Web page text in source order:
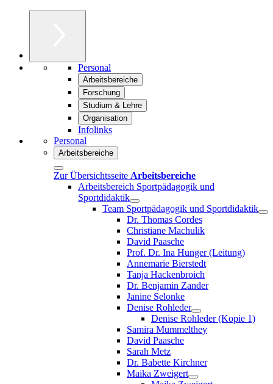
Personal
Arbeitsbereiche
Forschung
Studium & Lehre
Organisation
Infolinks
Personal
Arbeitsbereiche
Zur Übersichtsseite Arbeitsbereiche
Arbeitsbereich Sportpädagogik und
Sportdidaktik
Team Sportpädagogik und Sportdidaktik
Dr. Thomas Cordes
Christiane Machulik
David Paasche
Prof. Dr. Ina Hunger (Leitung)
Annemarie Bierstedt
Tanja Hackenbroich
Dr. Benjamin Zander
Janine Selonke
Denise Rohleder
Denise Rohleder (Kopie 1)
Samira Mummelthey
David Paasche
Sarah Metz
Dr. Babette Kirchner
Maika Zweigert